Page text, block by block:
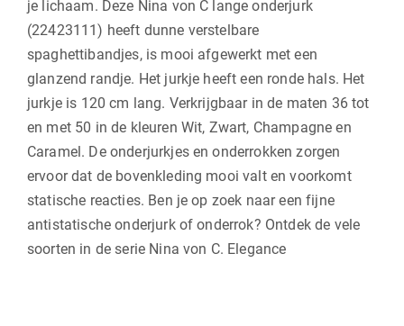
je lichaam. Deze Nina von C lange onderjurk
(22423111) heeft dunne verstelbare
spaghettibandjes, is mooi afgewerkt met een
glanzend randje. Het jurkje heeft een ronde hals. Het
jurkje is 120 cm lang. Verkrijgbaar in de maten 36 tot
en met 50 in de kleuren Wit, Zwart, Champagne en
Caramel. De onderjurkjes en onderrokken zorgen
ervoor dat de bovenkleding mooi valt en voorkomt
statische reacties. Ben je op zoek naar een fijne
antistatische onderjurk of onderrok? Ontdek de vele
soorten in de serie Nina von C. Elegance